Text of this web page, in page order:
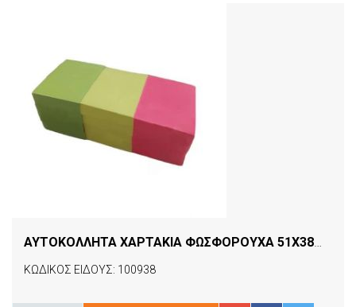
ΚΩΔΙΚΟΣ ΕΙΔΟΥΣ: 100938